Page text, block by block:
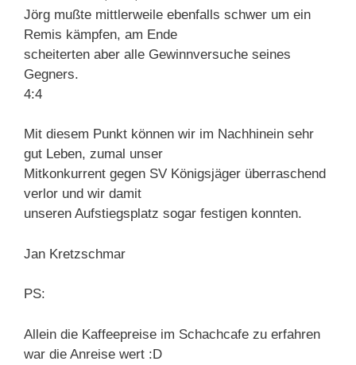
Jörg mußte mittlerweile ebenfalls schwer um ein
Remis kämpfen, am Ende
scheiterten aber alle Gewinnversuche seines
Gegners.
4:4
Mit diesem Punkt können wir im Nachhinein sehr
gut Leben, zumal unser
Mitkonkurrent gegen SV Königsjäger überraschend
verlor und wir damit
unseren Aufstiegsplatz sogar festigen konnten.
Jan Kretzschmar
PS:
Allein die Kaffeepreise im Schachcafe zu erfahren
war die Anreise wert :D